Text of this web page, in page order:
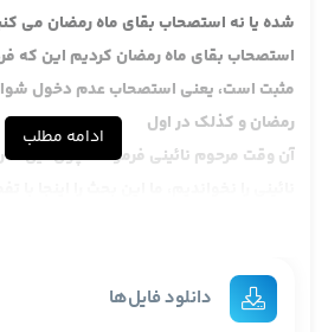
شده یا نه استصحاب بقای ماه رمضان می
استصحاب بقای ماه رمضان کردیم این که
مثبت است، یعنی استصحاب عدم دخول
رمضان و کذلک در اول
آن وقت مرحوم نائینی فرمودند چون این
خود مرحوم آقای خوئی هم وارد می
کنند یک جوابی که خودشان دارند متعرض
ادامه مطلب
دانلود فایل‌ها